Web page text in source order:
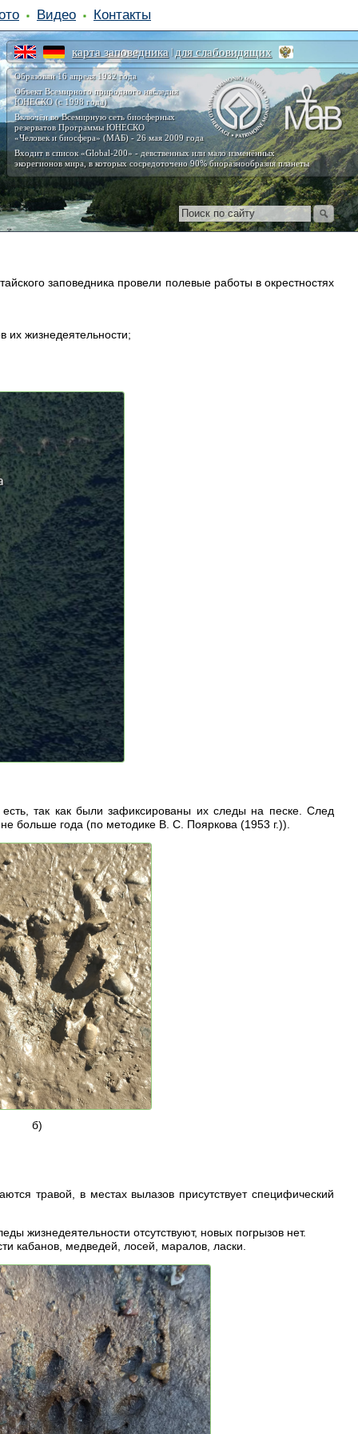
карта заповедника | для слабовидящих
Образован 16 апреля 1932 года
Объект Всемирного природного наследия
ЮНЕСКО (с 1998 года)
Включён во Всемирную сеть биосферных
резерватов Программы ЮНЕСКО
«Человек и биосфера» (МАБ) - 26 мая 2009 года
Входит в список «Global-200» - девственных или мало изменённых
экорегионов мира, в которых сосредоточено 90% биоразнообразия планеты
Видео Контакты
заповедника провели полевые работы в окрестностях
жизнедеятельности;
так как были зафиксированы их следы на песке. След
больше года (по методике В. С. Пояркова (1953 г.)).
б)
травой, в местах вылазов присутствует специфический
жизнедеятельности отсутствуют, новых погрызов нет.
кабанов, медведей, лосей, маралов, ласки.